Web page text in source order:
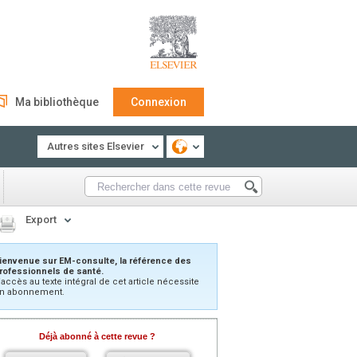
Ma bibliothèque Connexion
Autres sites Elsevier
Export
sur EM-consulte, la référence des
de santé.
au texte intégral de cet article nécessite
abonnement.
Déjà abonné à cette revue ?